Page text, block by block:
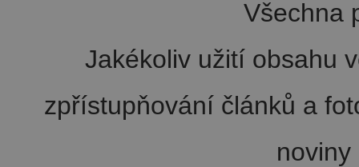
Všechna
Jakékoliv užití obsahu
zpřístupňování článků a